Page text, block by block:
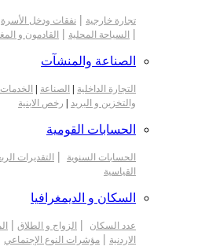
تجارة خارجية | نفقات ودخل الأسرة
| السياحة المحلية | القادمون و
الصناعة والمنشآت
التجارة الداخلية الصناعة الخدمات
والتخزين و البريد
رخص الابنية
الحسابات القومية
الحسابات السنوية | التقديرات
القياسية
السكان و الديمغرافيا
عدد السكان | الزواج و الطلاق |
الاردنية | مؤشرات النوع الإجتماعي